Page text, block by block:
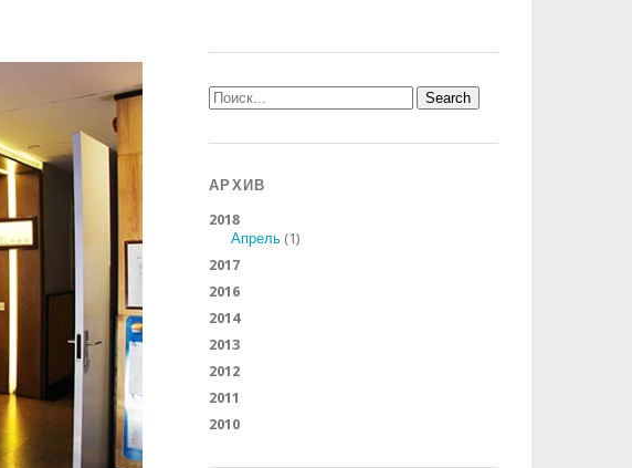
АРХИВ
2018
Апрель (1)
2017
2016
2014
2013
2012
2011
2010